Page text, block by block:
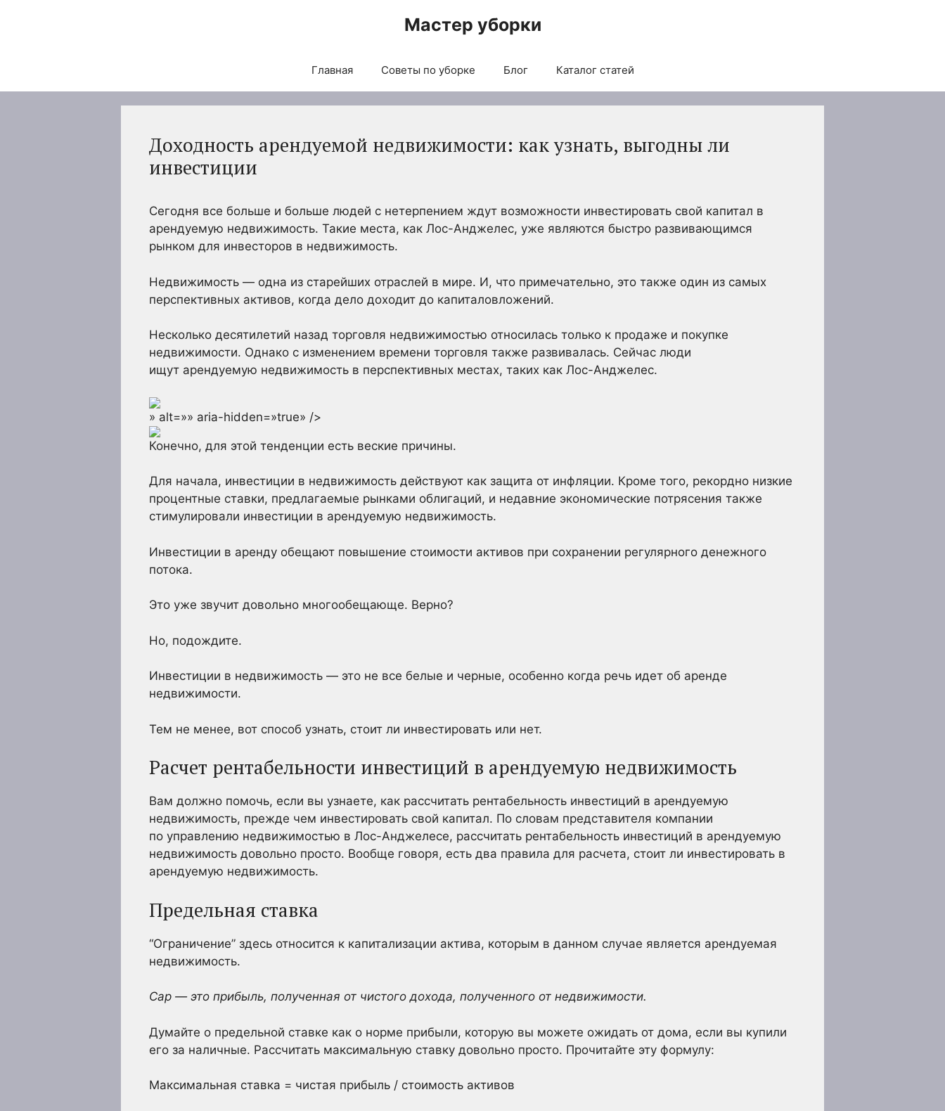
Мастер уборки
Главная Советы по уборке Блог Каталог статей
Доходность арендуемой недвижимости: как узнать, выгодны ли
инвестиции
Сегодня все больше и больше людей с нетерпением ждут возможности инвестировать свой капитал в
арендуемую недвижимость. Такие места, как Лос-Анджелес, уже являются быстро развивающимся
рынком для инвесторов в недвижимость.
Недвижимость — одна из старейших отраслей в мире. И, что примечательно, это также один из самых
перспективных активов, когда дело доходит до капиталовложений.
Несколько десятилетий назад торговля недвижимостью относилась только к продаже и покупке
недвижимости. Однако с изменением времени торговля также развивалась. Сейчас люди
ищут арендуемую недвижимость в перспективных местах, таких как Лос-Анджелес.
» alt=»» aria-hidden=»true» />
Конечно, для этой тенденции есть веские причины.
Для начала, инвестиции в недвижимость действуют как защита от инфляции. Кроме того, рекордно низкие
процентные ставки, предлагаемые рынками облигаций, и недавние экономические потрясения также
стимулировали инвестиции в арендуемую недвижимость.
Инвестиции в аренду обещают повышение стоимости активов при сохранении регулярного денежного
потока.
Это уже звучит довольно многообещающе. Верно?
Но, подождите.
Инвестиции в недвижимость — это не все белые и черные, особенно когда речь идет об аренде
недвижимости.
Тем не менее, вот способ узнать, стоит ли инвестировать или нет.
Расчет рентабельности инвестиций в арендуемую недвижимость
Вам должно помочь, если вы узнаете, как рассчитать рентабельность инвестиций в арендуемую
недвижимость, прежде чем инвестировать свой капитал. По словам представителя компании
по управлению недвижимостью в Лос-Анджелесе, рассчитать рентабельность инвестиций в арендуемую
недвижимость довольно просто. Вообще говоря, есть два правила для расчета, стоит ли инвестировать в
арендуемую недвижимость.
Предельная ставка
“Ограничение” здесь относится к капитализации актива, которым в данном случае является арендуемая
недвижимость.
Cap — это прибыль, полученная от чистого дохода, полученного от недвижимости.
Думайте о предельной ставке как о норме прибыли, которую вы можете ожидать от дома, если вы купили
его за наличные. Рассчитать максимальную ставку довольно просто. Прочитайте эту формулу:
Максимальная ставка = чистая прибыль / стоимость активов